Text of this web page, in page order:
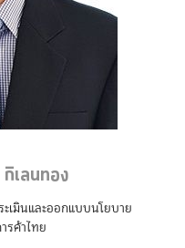
เลนทอง
เมินและออกแบบนโยบาย
รค้าไทย